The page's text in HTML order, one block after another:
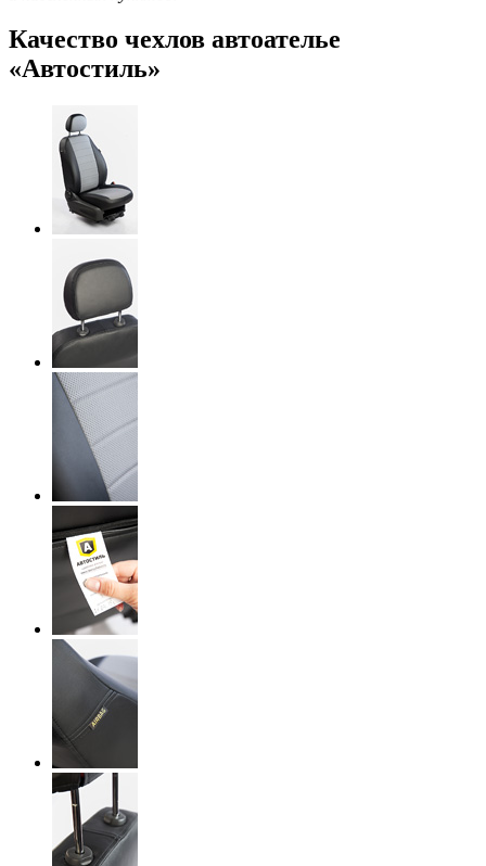
Качество чехлов автоателье
«Автостиль»